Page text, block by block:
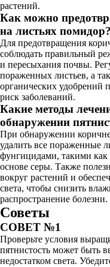
растений.
Как можно
на листьях помидор?
Для предотвращения
соблюдать правильный
и пересыхания почвы.
пораженных листьев, а
органических удобрений
риск заболеваний.
Какие методы
обнаружении
При обнаружении
удалить все пораженные
фунгицидами, такими
основе серы. Также
вокруг растений и
света, чтобы снизить
распространение болезни.
Советы
СОВЕТ №1
Проверьте условия
пятнистость может быть
недостатком света.